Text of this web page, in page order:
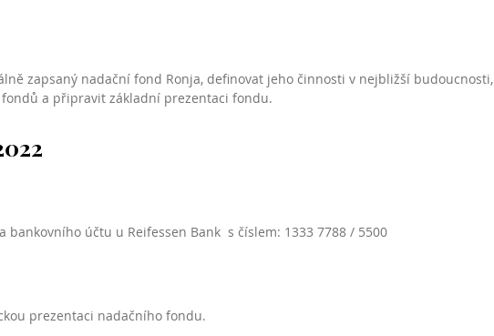
zapsaný nadační fond Ronja, definovat jeho činnosti v nejbližší budoucnosti,
a připravit základní prezentaci fondu.
bankovního účtu u Reifessen Bank s číslem: 1333 7788 / 5500
prezentaci nadačního fondu.